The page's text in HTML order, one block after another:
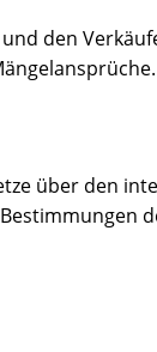
den
über den